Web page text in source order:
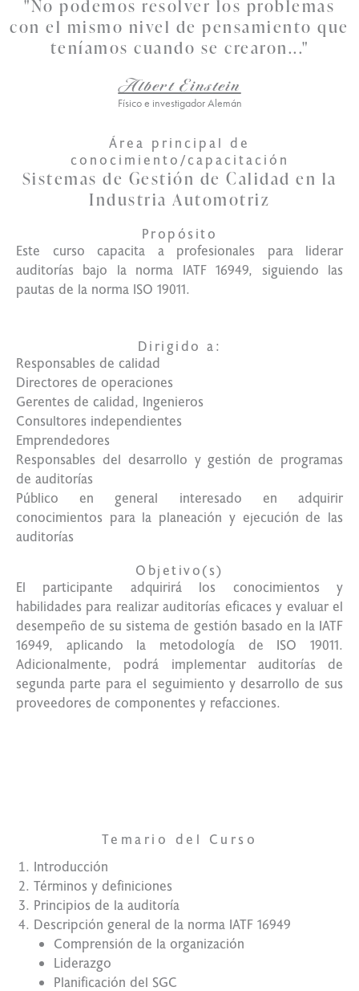
"No podemos resolver los problemas
con el mismo nivel de pensamiento que
teníamos cuando se crearon..."
Albert Einstein
Físico e investigador Alemán
Área principal de
conocimiento/capacitación
Sistemas de Gestión de Calidad en la
Industria Automotriz
Propósito
Este curso capacita a profesionales para liderar
auditorías bajo la norma IATF 16949, siguiendo las
pautas de la norma ISO 19011.
Dirigido a:
Responsables de calidad
Directores de operaciones
Gerentes de calidad, Ingenieros
Consultores independientes
Emprendedores
Responsables del desarrollo y gestión de programas
de auditorías
Público en general interesado en adquirir
conocimientos para la planeación y ejecución de las
auditorías
Objetivo(s)
El participante adquirirá los conocimientos y
habilidades para realizar auditorías eficaces y evaluar el
desempeño de su sistema de gestión basado en la IATF
16949, aplicando la metodología de ISO 19011.
Adicionalmente, podrá implementar auditorías de
segunda parte para el seguimiento y desarrollo de sus
proveedores de componentes y refacciones.
opción
Temario del Curso
Introducción
Términos y definiciones
Principios de la auditoría
Descripción general de la norma IATF 16949
Comprensión de la organización
Liderazgo
Planificación del SGC